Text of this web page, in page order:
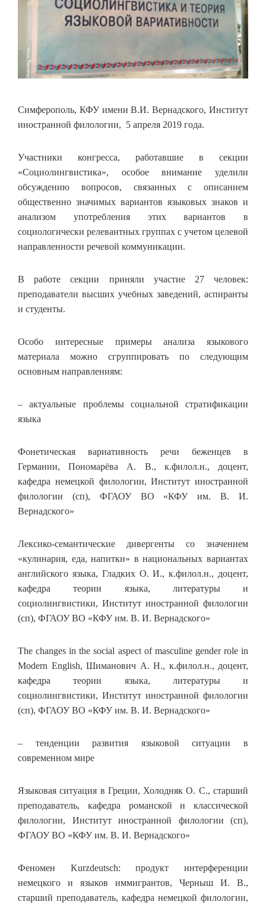
Симферополь, КФУ имени В.И. Вернадского, Институт
иностранной филологии, 5 апреля 2019 года.
Участники конгресса, работавшие в секции
«Социолингвистика», особое внимание уделили
обсуждению вопросов, связанных с описанием
общественно значимых вариантов языковых знаков и
анализом употребления этих вариантов в
социологически релевантных группах с учетом целевой
направленности речевой коммуникации.
В работе секции приняли участие 27 человек:
преподаватели высших учебных заведений, аспиранты
и студенты.
Особо интересные примеры анализа языкового
материала можно сгруппировать по следующим
основным направлениям:
– актуальные проблемы социальной стратификации
языка
Фонетическая вариативность речи беженцев в
Германии, Пономарёва А. В., к.филол.н., доцент,
кафедра немецкой филологии, Институт иностранной
филологии (сп), ФГАОУ ВО «КФУ им. В. И.
Вернадского»
Лексико-семантические дивергенты со значением
«кулинария, еда, напитки» в национальных вариантах
английского языка, Гладких О. И., к.филол.н., доцент,
кафедра теории языка, литературы и
социолингвистики, Институт иностранной филологии
(сп), ФГАОУ ВО «КФУ им. В. И. Вернадского»
The changes in the social aspect of masculine gender role in
Modern English, Шиманович А. Н., к.филол.н., доцент,
кафедра теории языка, литературы и
социолингвистики, Институт иностранной филологии
(сп), ФГАОУ ВО «КФУ им. В. И. Вернадского»
– тенденции развития языковой ситуации в
современном мире
Языковая ситуация в Греции, Холодняк О. С., старший
преподаватель, кафедра романской и классической
филологии, Институт иностранной филологии (сп),
ФГАОУ ВО «КФУ им. В. И. Вернадского»
Феномен Kurzdeutsch: продукт интерференции
немецкого и языков иммигрантов, Черныш И. В.,
старший преподаватель, кафедра немецкой филологии,